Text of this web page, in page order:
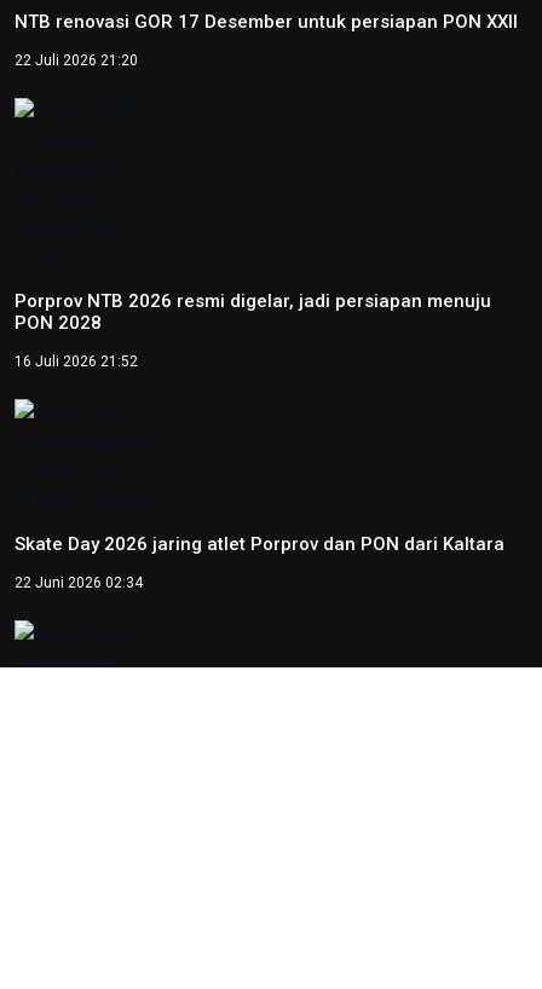
NTB renovasi GOR 17 Desember untuk persiapan PON XXII
22 Juli 2026 21:20
Porprov NTB 2026 resmi digelar, jadi persiapan menuju
PON 2028
16 Juli 2026 21:52
Skate Day 2026 jaring atlet Porprov dan PON dari Kaltara
22 Juni 2026 02:34